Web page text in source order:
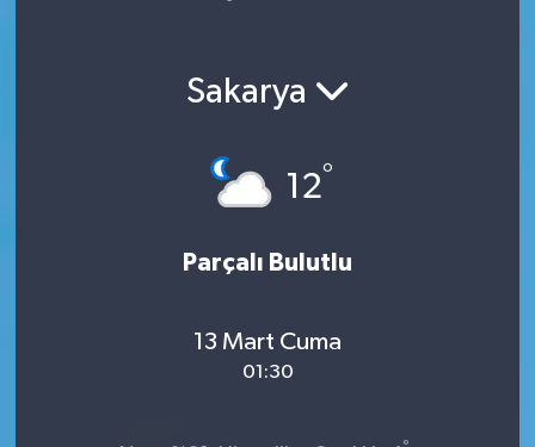
Sakarya
12°
Parçalı Bulutlu
13 Mart Cuma
01:30